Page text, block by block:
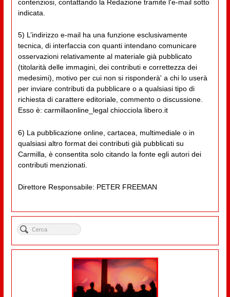
contenziosi, contattando la Redazione tramite l'e-mail sotto
indicata.
5) L’indirizzo e-mail ha una funzione esclusivamente
tecnica, di interfaccia con quanti intendano comunicare
osservazioni relativamente al materiale già pubblicato
(titolarità delle immagini, dei contributi e correttezza dei
medesimi), motivo per cui non si risponderà' a chi lo userà
per inviare contributi da pubblicare o a qualsiasi tipo di
richiesta di carattere editoriale, commento o discussione.
Esso è: carmillaonline_legal chiocciola libero.it
6) La pubblicazione online, cartacea, multimediale o in
qualsiasi altro format dei contributi già pubblicati su
Carmilla, è consentita solo citando la fonte egli autori dei
contributi menzionati.
Direttore Responsabile: PETER FREEMAN